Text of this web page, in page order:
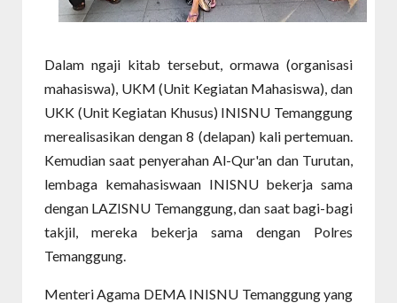
Dalam ngaji kitab tersebut, ormawa (organisasi
mahasiswa), UKM (Unit Kegiatan Mahasiswa), dan
UKK (Unit Kegiatan Khusus) INISNU Temanggung
merealisasikan dengan 8 (delapan) kali pertemuan.
Kemudian saat penyerahan Al-Qur'an dan Turutan,
lembaga kemahasiswaan INISNU bekerja sama
dengan LAZISNU Temanggung, dan saat bagi-bagi
takjil, mereka bekerja sama dengan Polres
Temanggung.
Menteri Agama DEMA INISNU Temanggung yang